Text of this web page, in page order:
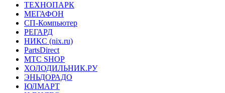
ТЕХНОПАРК
МЕГАФОН
СП-Компьютер
РЕГАРД
НИКС (nix.ru)
PartsDirect
МТС SHOP
ХОЛОДИЛЬНИК.РУ
ЭНЬДОРАДО
ЮЛМАРТ